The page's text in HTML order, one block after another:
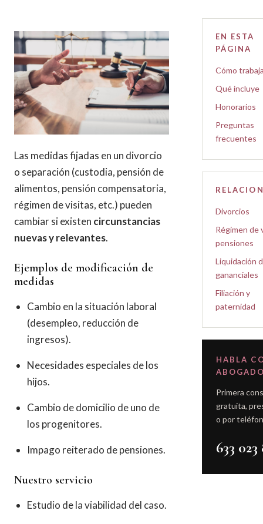
Las medidas fijadas en un divorcio
o separación (custodia, pensión de
alimentos, pensión compensatoria,
régimen de visitas, etc.) pueden
cambiar si existen circunstancias
nuevas y relevantes.
Ejemplos de modificación de
medidas
Cambio en la situación laboral
(desempleo, reducción de
ingresos).
Necesidades especiales de los
hijos.
Cambio de domicilio de uno de
los progenitores.
Impago reiterado de pensiones.
Nuestro servicio
Estudio de la viabilidad del caso.
EN ESTA
PÁGINA
Cómo
Qué incluye
Honorarios
Preguntas
frecuentes
Divorcios
Régimen de
pensiones
Liquidación
gananciales
Filiación y
paternidad
HABLA
Primera
gratuita,
o por
633 023